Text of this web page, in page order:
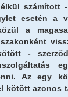
számított
esetén a
a
-
Az egy
kötött azonos